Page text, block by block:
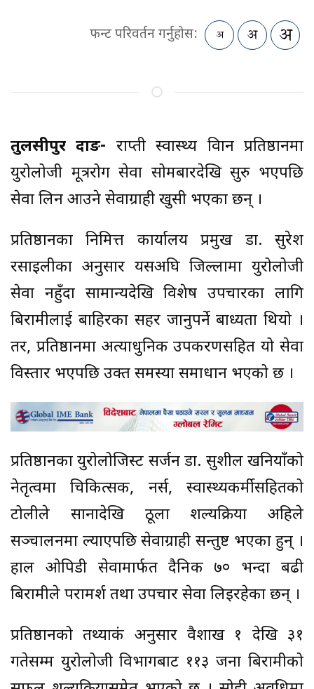
फन्ट परिवर्तन गर्नुहोस:
तुलसीपुर दाङ- राप्ती स्वास्थ्य विज्ञान प्रतिष्ठानमा
युरोलोजी मूत्ररोग सेवा सोमबारदेखि सुरु भएपछि
सेवा लिन आउने सेवाग्राही खुसी भएका छन् ।
प्रतिष्ठानका निमित्त कार्यालय प्रमुख डा. सुरेश
रसाइलीका अनुसार यसअघि जिल्लामा युरोलोजी
सेवा नहुँदा सामान्यदेखि विशेषज्ञ उपचारका लागि
बिरामीलाई बाहिरका सहर जानुपर्ने बाध्यता थियो ।
तर, प्रतिष्ठानमा अत्याधुनिक उपकरणसहित यो सेवा
विस्तार भएपछि उक्त समस्या समाधान भएको छ ।
प्रतिष्ठानका युरोलोजिस्ट सर्जन डा. सुशील खनियाँको
नेतृत्वमा चिकित्सक, नर्स, स्वास्थ्यकर्मीसहितको
टोलीले सानादेखि ठूला शल्यक्रिया अहिले
सञ्चालनमा ल्याएपछि सेवाग्राही सन्तुष्ट भएका हुन् ।
हाल ओपिडी सेवामार्फत दैनिक ७० भन्दा बढी
बिरामीले परामर्श तथा उपचार सेवा लिइरहेका छन् ।
प्रतिष्ठानको तथ्याकं अनुसार वैशाख १ देखि ३१
गतेसम्म युरोलोजी विभागबाट ११३ जना बिरामीको